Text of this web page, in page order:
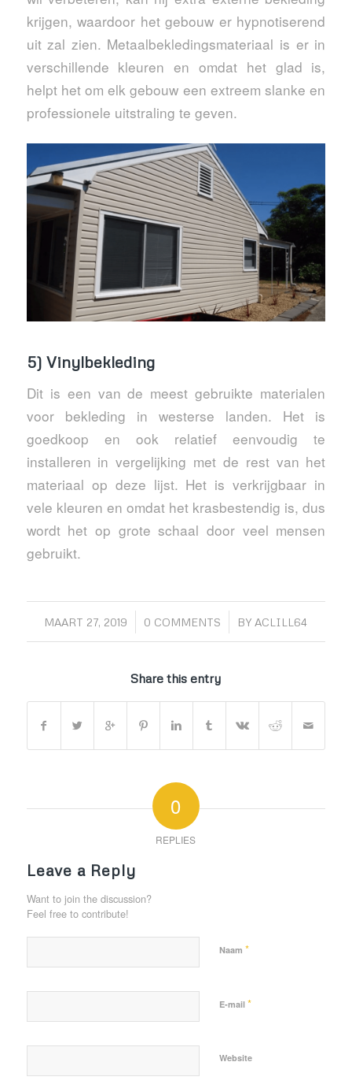
krijgen, waardoor het gebouw er hypnotiserend
uit zal zien. Metaalbekledingsmateriaal is er in
verschillende kleuren en omdat het glad is,
helpt het om elk gebouw een extreem slanke en
professionele uitstraling te geven.
5) Vinylbekleding
Dit is een van de meest gebruikte materialen
voor bekleding in westerse landen. Het is
goedkoop en ook relatief eenvoudig te
installeren in vergelijking met de rest van het
materiaal op deze lijst. Het is verkrijgbaar in
vele kleuren en omdat het krasbestendig is, dus
wordt het op grote schaal door veel mensen
gebruikt.
MAART 27, 2019
/ 0 COMMENTS
/ BY ACLILL64
Share this entry
0
REPLIES
Leave a Reply
Want to join the discussion?
Feel free to contribute!
Naam *
E-mail *
Website